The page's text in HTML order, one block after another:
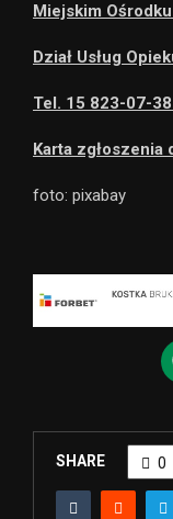
Miejskim
Dział Usług
Tel. 15 823-07-
Karta zgłoszenia
foto: pixabay
SHARE 0